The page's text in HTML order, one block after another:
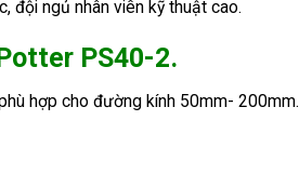
đội ngủ nhân viên kỹ thuật cao.
PS40-2.
hợp cho đường kính 50mm- 200mm.